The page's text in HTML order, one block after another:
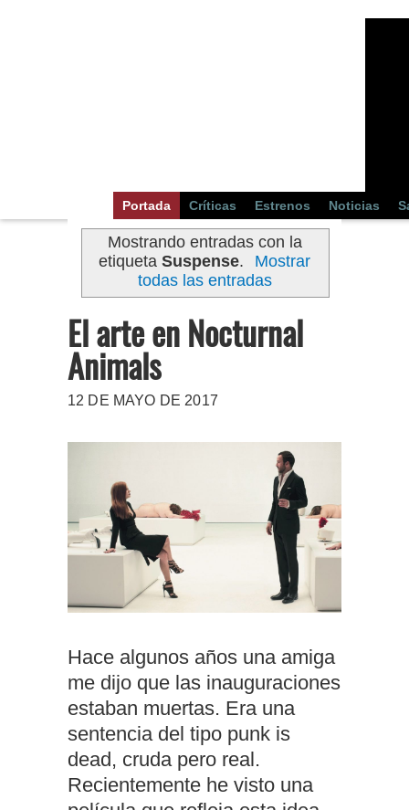
Portada Críticas Estrenos Noticias
Mostrando entradas con la
etiqueta Suspense.
Mostrar
todas las entradas
El arte en Nocturnal
Animals
12 DE MAYO DE 2017
Hace algunos años una amiga
me dijo que las inauguraciones
estaban muertas. Era una
sentencia del tipo punk is
dead, cruda pero real.
Recientemente he visto una